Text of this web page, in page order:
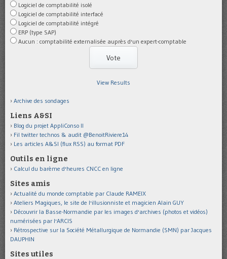
Logiciel de comptabilité isolé
Logiciel de comptabilité interfacé
Logiciel de comptabilité intégré
ERP (type SAP)
Aucun : comptabilité externalisée auprès d'un expert-comptable
View Results
Archive des sondages
Liens A&SI
Blog du projet AppliConso II
Fil twitter technos & audit @BenoitRiviere14
Les articles A&SI (flux RSS) au format PDF
Outils en ligne
Calcul du barème d'heures CNCC en ligne
Sites amis
Actualité du monde comptable par Claude RAMEIX
Ateliers Magiques, le site de l'illusionniste et magicien Alain GUY
Découvrir la Basse-Normandie par les images d'archives (photos et vidéos)
numérisées par l'ARCIS
Rétrospective sur la Société Métallurgique de Normandie (SMN) par Jacques
DAUPHIN
Sites utiles